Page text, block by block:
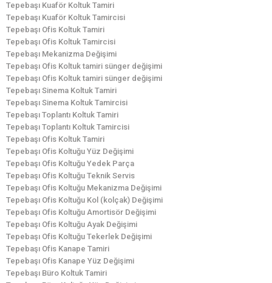
Tepebaşı Kuaför Koltuk Tamiri
Tepebaşı Kuaför Koltuk Tamircisi
Tepebaşı Ofis Koltuk Tamiri
Tepebaşı Ofis Koltuk Tamircisi
Tepebaşı Mekanizma Değişimi
Tepebaşı Ofis Koltuk tamiri sünger değişimi
Tepebaşı Ofis Koltuk tamiri sünger değişimi
Tepebaşı Sinema Koltuk Tamiri
Tepebaşı Sinema Koltuk Tamircisi
Tepebaşı Toplantı Koltuk Tamiri
Tepebaşı Toplantı Koltuk Tamircisi
Tepebaşı Ofis Koltuk Tamiri
Tepebaşı Ofis Koltuğu Yüz Değişimi
Tepebaşı Ofis Koltuğu Yedek Parça
Tepebaşı Ofis Koltuğu Teknik Servis
Tepebaşı Ofis Koltuğu Mekanizma Değişimi
Tepebaşı Ofis Koltuğu Kol (kolçak) Değişimi
Tepebaşı Ofis Koltuğu Amortisör Değişimi
Tepebaşı Ofis Koltuğu Ayak Değişimi
Tepebaşı Ofis Koltuğu Tekerlek Değişimi
Tepebaşı Ofis Kanape Tamiri
Tepebaşı Ofis Kanape Yüz Değişimi
Tepebaşı Büro Koltuk Tamiri